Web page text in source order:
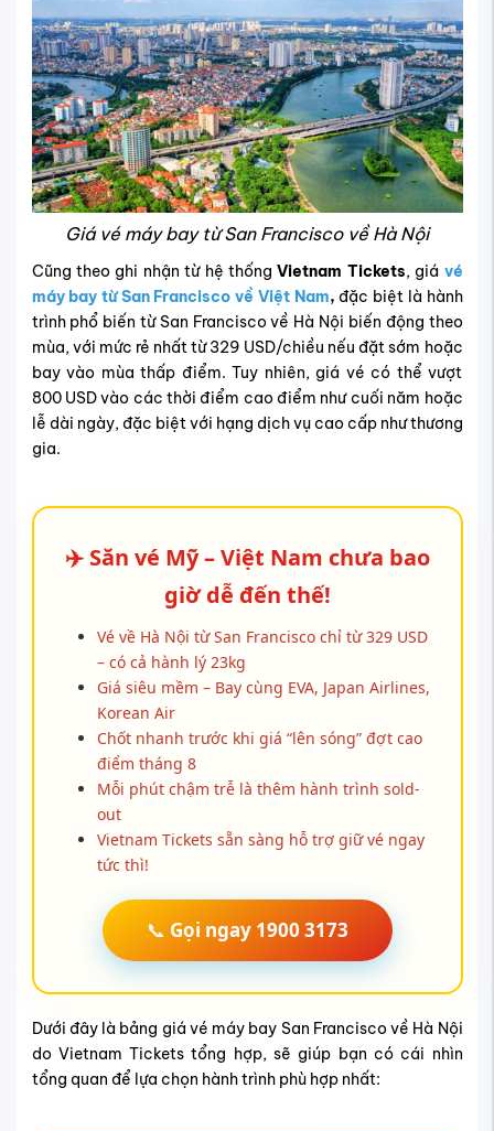
Giá vé máy bay từ San Francisco về Hà Nội
Cũng theo ghi nhận từ hệ thốngVietnam Tickets, giá vé
máy bay từ San Francisco về Việt Nam, đặc biệt là hành
trình phổ biến từ San Francisco về Hà Nội biến động theo
mùa, với mức rẻ nhất từ 329 USD/chiều nếu đặt sớm hoặc
bay vào mùa thấp điểm. Tuy nhiên, giá vé có thể vượt
800 USD vào các thời điểm cao điểm như cuối năm hoặc
lễ dài ngày, đặc biệt với hạng dịch vụ cao cấp như thương
gia.
✈️ Săn vé Mỹ – Việt Nam chưa bao
giờ dễ đến thế!
Vé về Hà Nội từ San Francisco chỉ từ 329 USD
– có cả hành lý 23kg
Giá siêu mềm – Bay cùng EVA, Japan Airlines,
Korean Air
Chốt nhanh trước khi giá “lên sóng” đợt cao
điểm tháng 8
Mỗi phút chậm trễ là thêm hành trình sold-
out
Vietnam Tickets sẵn sàng hỗ trợ giữ vé ngay
tức thì!
📞 Gọi ngay 1900 3173
Dưới đây là bảng giá vé máy bay San Francisco về Hà Nội
do Vietnam Tickets tổng hợp, sẽ giúp bạn có cái nhìn
tổng quan để lựa chọn hành trình phù hợp nhất: